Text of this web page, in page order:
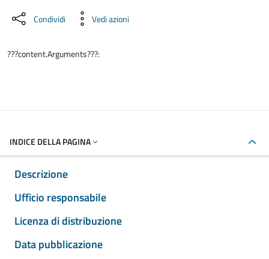
Condividi Vedi azioni
???content.Arguments???:
INDICE DELLA PAGINA
Descrizione
Ufficio responsabile
Licenza di distribuzione
Data pubblicazione